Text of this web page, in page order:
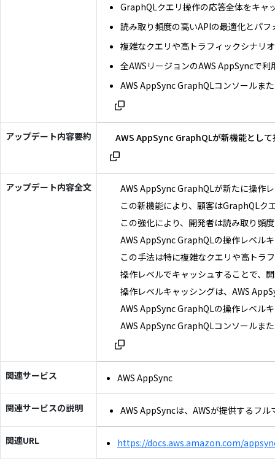
GraphQLクエリ操作の応答全体をキャ
読み取り頻度の高いAPIの最適化とパフ
複雑なクエリや高トラフィックシナリ
全AWSリージョンのAWS AppSyncで利
AWS AppSync GraphQLコンソールま
アップデート内容要約 AWS AppSync GraphQLが新機能とし
アップデート内容全文
AWS AppSync GraphQLが新たに操作
この新機能により、顧客はGraphQLク
この強化により、開発者は読み取り頻
AWS AppSync GraphQLの操作レベル
この手法は特に複雑なクエリや高トラ
操作レベルでキャッシュすることで、
操作レベルキャッシングは、AWS
AWS AppSync GraphQLの操作レベル
AWS AppSync GraphQLコンソールま
関連サービス AWS AppSync
関連サービスの説明 AWS AppSyncは、AWSが提供するフ
関連URL https://docs.aws.amazon.com/